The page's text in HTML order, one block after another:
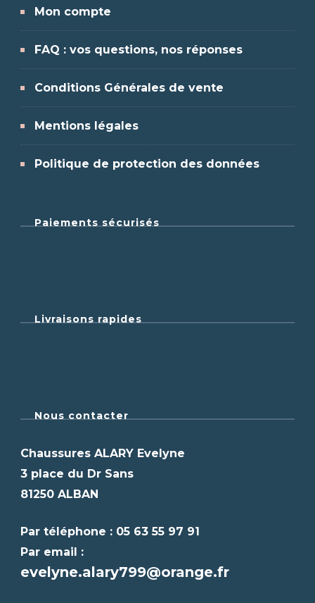
Mon compte
FAQ : vos questions, nos réponses
Conditions Générales de vente
Mentions légales
Politique de protection des données
Paiements sécurisés
Livraisons rapides
Nous contacter
Chaussures ALARY Evelyne
3 place du Dr Sans
81250 ALBAN
Par téléphone : 05 63 55 97 91
Par email :
evelyne.alary799@orange.fr